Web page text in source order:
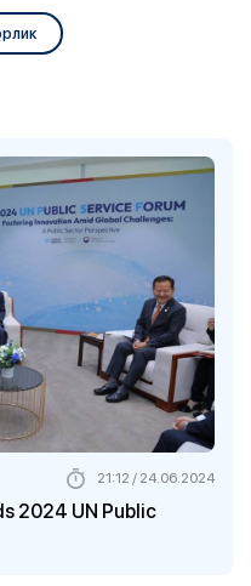
2024 UN Public
21:12 / 24.06.2024